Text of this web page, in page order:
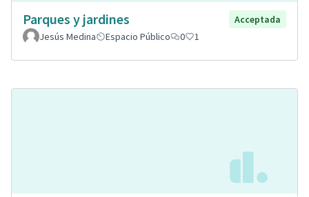
Parques y jardines
Acceptada
Jesús Medina
Espacio Público 0 1